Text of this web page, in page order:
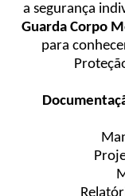
a segurança
Guarda Corpo
para